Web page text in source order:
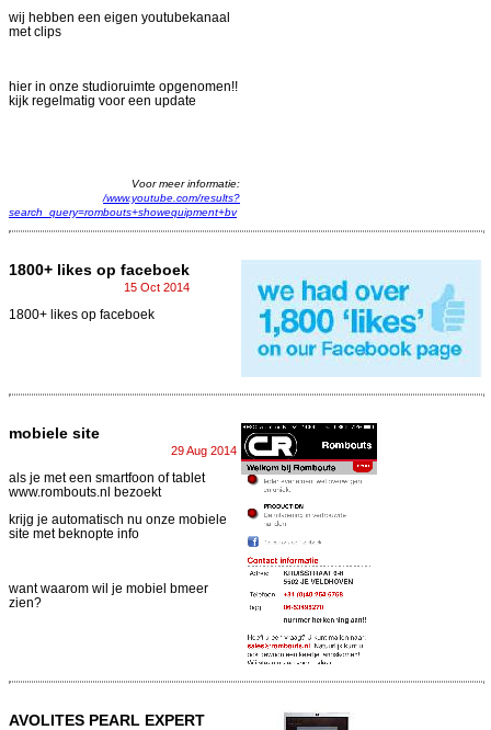
wij hebben een eigen youtubekanaal
met clips
hier in onze studioruimte opgenomen!!
kijk regelmatig voor een update
Voor meer informatie:
/www.youtube.com/results?
search_query=rombouts+showequipment+bv
1800+ likes op faceboek
15 Oct 2014
1800+ likes op faceboek
mobiele site
29 Aug 2014
als je met een smartfoon of tablet
www.rombouts.nl bezoekt
krijg je automatisch nu onze mobiele
site met beknopte info
want waarom wil je mobiel bmeer
zien?
AVOLITES PEARL EXPERT